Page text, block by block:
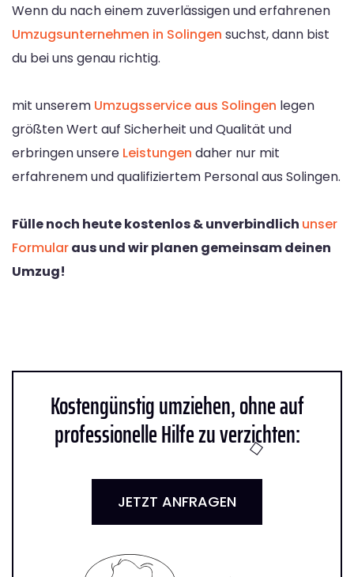
Wenn du nach einem zuverlässigen und erfahrenen
Umzugsunternehmen in Solingen suchst, dann bist
du bei uns genau richtig.
mit unserem Umzugsservice aus Solingen legen
größten Wert auf Sicherheit und Qualität und
erbringen unsere Leistungen daher nur mit
erfahrenem und qualifiziertem Personal aus Solingen.
Fülle noch heute kostenlos & unverbindlich unser
Formularaus und wir planen gemeinsam deinen
Umzug!
Kostengünstig umziehen, ohne auf
professionelle Hilfe zu verzichten:
JETZT ANFRAGEN